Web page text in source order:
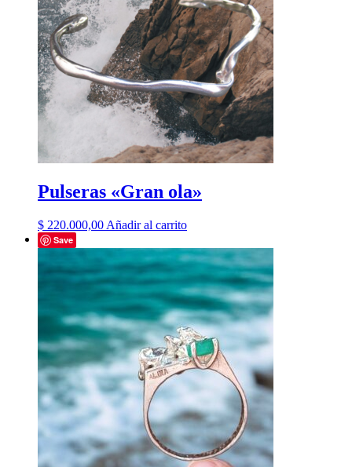
Pulseras «Gran ola»
$ 220.000,00 Añadir al carrito
Save